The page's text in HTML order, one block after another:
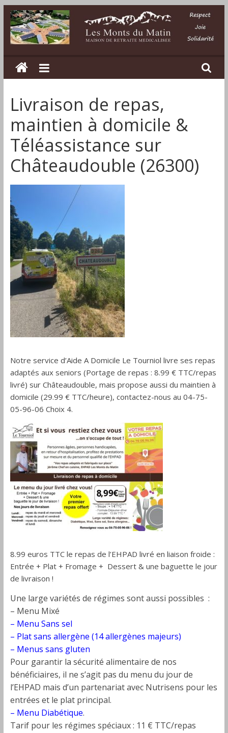
Passer
au
contenu
Les
Monts
du
Matin
Maison
de
retraite
médicalisée
dans
la
Drôme
Livraison de repas,
maintien à domicile &
Téléassistance sur
Châteaudouble (26300)
Notre service d’Aide A Domicile Le Tourniol livre ses repas
adaptés aux seniors (Portage de repas : 8.99 € TTC/repas
livré) sur Châteaudouble, mais propose aussi du maintien à
domicile (29.99 € TTC/heure), contactez-nous au 04-75-
05-96-06 Choix 4.
8.99 euros TTC le repas de l’EHPAD livré en liaison froide :
Entrée + Plat + Fromage + Dessert & une baguette le jour
de livraison !
Une large variétés de régimes sont aussi possibles :
– Menu Mixé
– Menu Sans sel
– Plat sans allergène (14 allergènes majeurs)
– Menus sans gluten
Pour garantir la sécurité alimentaire de nos
bénéficiaires, il ne s’agit pas du menu du jour de
l’EHPAD mais d’un partenariat avec Nutrisens pour les
entrées et le plat principal.
– Menu Diabétique.
Tarif pour les régimes spéciaux : 11 € TTC/repas